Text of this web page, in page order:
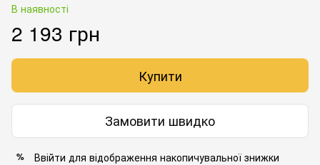
В наявності
2 193 грн
Купити
Замовити швидко
% Ввійти для відображення накопичувальної знижки